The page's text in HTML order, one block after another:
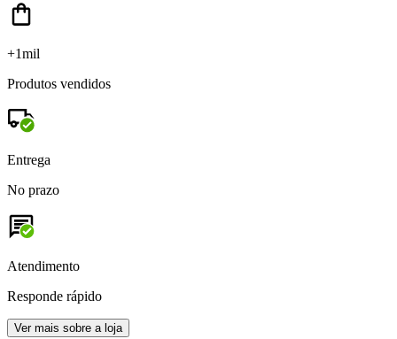
+1mil
Produtos vendidos
Entrega
No prazo
Atendimento
Responde rápido
Ver mais sobre a loja